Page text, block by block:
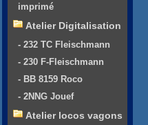
imprimé
Atelier Digitalisation
- 232 TC Fleischmann
- 230 F-Fleischmann
- BB 8159 Roco
- 2NNG Jouef
Atelier locos vagons